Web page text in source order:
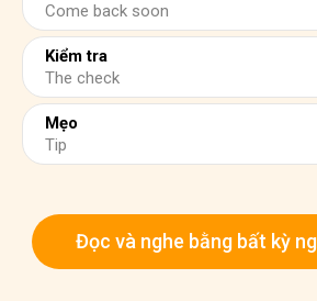
Come back soon
Kiểm tra
The check
Mẹo
Tip
Đọc và nghe bằng bất kỳ